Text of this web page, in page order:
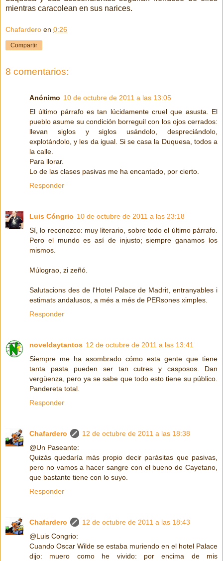
mientras caracolean en sus narices.
Chafardero en 0:26
Compartir
8 comentarios:
Anónimo 10 de octubre de 2011 a las 13:05
El último párrafo es tan lúcidamente cruel que asusta. El
pueblo asume su condición borreguil con los ojos cerrados:
llevan siglos y siglos usándolo, despreciándolo,
explotándolo, y les da igual. Si se casa la Duquesa, todos a
la calle.
Para llorar.
Lo de las clases pasivas me ha encantado, por cierto.
Responder
Luis Cóngrio 10 de octubre de 2011 a las 23:18
Sí, lo reconozco: muy literario, sobre todo el último párrafo.
Pero el mundo es así de injusto; siempre ganamos los
mismos.
Múlograo, zi zeñó.
Salutacions des de l'Hotel Palace de Madrit, entranyables i
estimats andalusos, a més a més de PERsones ximples.
Responder
noveldaytantos 12 de octubre de 2011 a las 13:41
Siempre me ha asombrado cómo esta gente que tiene
tanta pasta pueden ser tan cutres y casposos. Dan
vergüenza, pero ya se sabe que todo esto tiene su público.
Pandereta total.
Responder
Chafardero
12 de octubre de 2011 a las 18:38
@Un Paseante:
Quizás quedaría más propio decir parásitas que pasivas,
pero no vamos a hacer sangre con el bueno de Cayetano,
que bastante tiene con lo suyo.
Responder
Chafardero
12 de octubre de 2011 a las 18:43
@Luis Congrio:
Cuando Oscar Wilde se estaba muriendo en el hotel Palace
dijo: muero como he vivido: por encima de mis